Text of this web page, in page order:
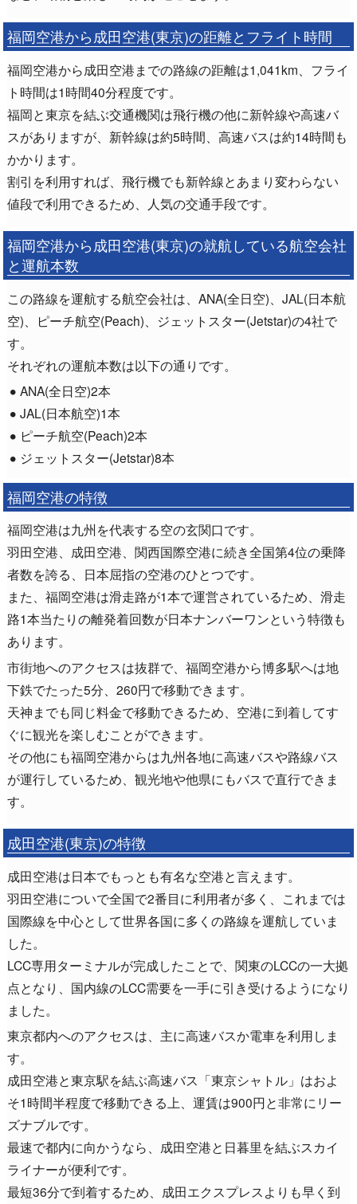
福岡空港から成田空港(東京)の距離とフライト時間
福岡空港から成田空港までの路線の距離は1,041km、フライ
ト時間は1時間40分程度です。
福岡と東京を結ぶ交通機関は飛行機の他に新幹線や高速バ
スがありますが、新幹線は約5時間、高速バスは約14時間も
かかります。
割引を利用すれば、飛行機でも新幹線とあまり変わらない
値段で利用できるため、人気の交通手段です。
福岡空港から成田空港(東京)の就航している航空会社
と運航本数
この路線を運航する航空会社は、ANA(全日空)、JAL(日本航
空)、ピーチ航空(Peach)、ジェットスター(Jetstar)の4社で
す。
それぞれの運航本数は以下の通りです。
ANA(全日空)2本
JAL(日本航空)1本
ピーチ航空(Peach)2本
ジェットスター(Jetstar)8本
福岡空港の特徴
福岡空港は九州を代表する空の玄関口です。
羽田空港、成田空港、関西国際空港に続き全国第4位の乗降
者数を誇る、日本屈指の空港のひとつです。
また、福岡空港は滑走路が1本で運営されているため、滑走
路1本当たりの離発着回数が日本ナンバーワンという特徴も
あります。
市街地へのアクセスは抜群で、福岡空港から博多駅へは地
下鉄でたった5分、260円で移動できます。
天神までも同じ料金で移動できるため、空港に到着してす
ぐに観光を楽しむことができます。
その他にも福岡空港からは九州各地に高速バスや路線バス
が運行しているため、観光地や他県にもバスで直行できま
す。
成田空港(東京)の特徴
成田空港は日本でもっとも有名な空港と言えます。
羽田空港についで全国で2番目に利用者が多く、これまでは
国際線を中心として世界各国に多くの路線を運航していま
した。
LCC専用ターミナルが完成したことで、関東のLCCの一大拠
点となり、国内線のLCC需要を一手に引き受けるようになり
ました。
東京都内へのアクセスは、主に高速バスか電車を利用しま
す。
成田空港と東京駅を結ぶ高速バス「東京シャトル」はおよ
そ1時間半程度で移動できる上、運賃は900円と非常にリー
ズナブルです。
最速で都内に向かうなら、成田空港と日暮里を結ぶスカイ
ライナーが便利です。
最短36分で到着するため、成田エクスプレスよりも早く到